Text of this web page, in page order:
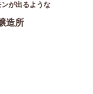
が出るような
造所